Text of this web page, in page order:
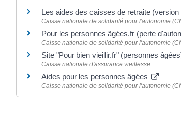
Les aides des caisses de retraite
Caisse nationale de solidarité pour l'autonomie
Pour les personnes âgées.fr (perte
Caisse nationale de solidarité pour l'autonomie
Site "Pour bien vieillir.fr" (personnes
Caisse nationale d'assurance vieillesse
Aides pour les personnes âgées
Caisse nationale de solidarité pour l'autonomie